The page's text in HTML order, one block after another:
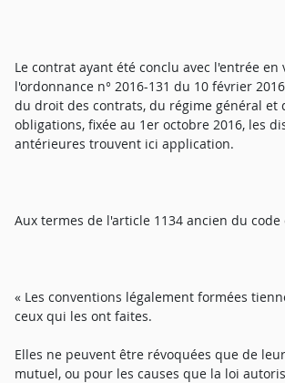
Le contrat ayant été conclu avec l'entrée en
l'ordonnance n° 2016-131 du 10 février
du droit des contrats, du régime général et
obligations, fixée au 1er octobre 2016, les
antérieures trouvent ici application.
Aux termes de l'article 1134 ancien du code
« Les conventions légalement formées
ceux qui les ont faites.
Elles ne peuvent être révoquées que de
mutuel, ou pour les causes que la loi